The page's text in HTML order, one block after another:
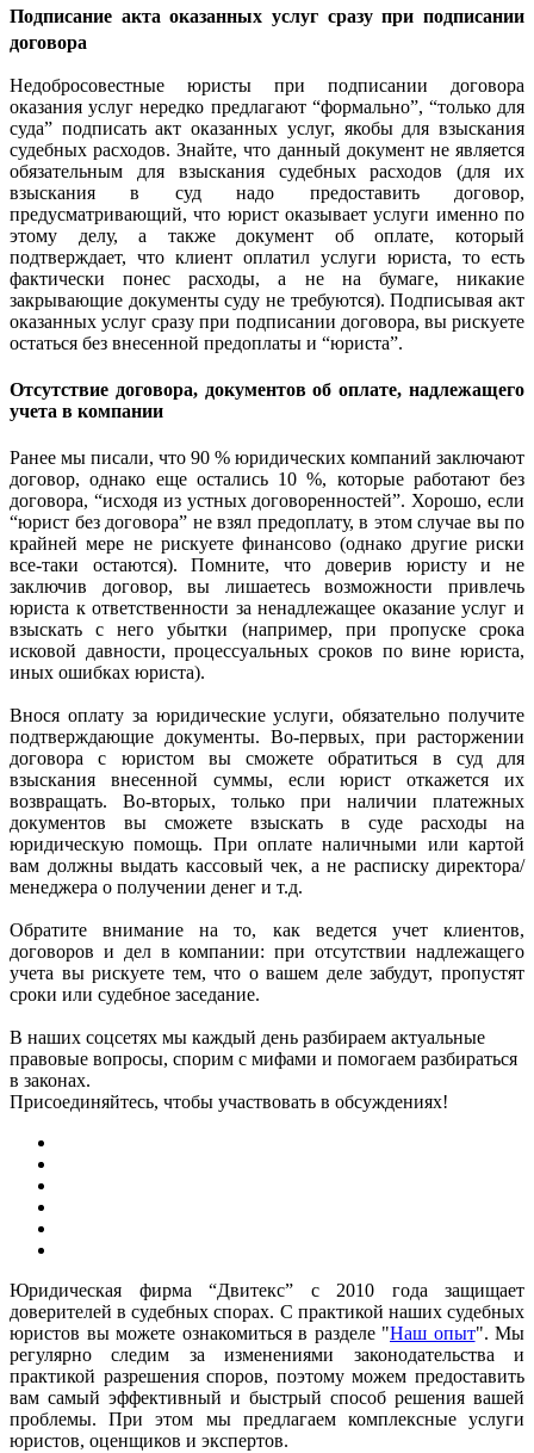
Подписание акта оказанных услуг сразу при подписании
договора
Недобросовестные юристы при подписании договора
оказания услуг нередко предлагают “формально”, “только для
суда” подписать акт оказанных услуг, якобы для взыскания
судебных расходов. Знайте, что данный документ не является
обязательным для взыскания судебных расходов (для их
взыскания в суд надо предоставить договор,
предусматривающий, что юрист оказывает услуги именно по
этому делу, а также документ об оплате, который
подтверждает, что клиент оплатил услуги юриста, то есть
фактически понес расходы, а не на бумаге, никакие
закрывающие документы суду не требуются). Подписывая акт
оказанных услуг сразу при подписании договора, вы рискуете
остаться без внесенной предоплаты и “юриста”.
Отсутствие договора, документов об оплате, надлежащего
учета в компании
Ранее мы писали, что 90 % юридических компаний заключают
договор, однако еще остались 10 %, которые работают без
договора, “исходя из устных договоренностей”. Хорошо, если
“юрист без договора” не взял предоплату, в этом случае вы по
крайней мере не рискуете финансово (однако другие риски
все-таки остаются). Помните, что доверив юристу и не
заключив договор, вы лишаетесь возможности привлечь
юриста к ответственности за ненадлежащее оказание услуг и
взыскать с него убытки (например, при пропуске срока
исковой давности, процессуальных сроков по вине юриста,
иных ошибках юриста).
Внося оплату за юридические услуги, обязательно получите
подтверждающие документы. Во-первых, при расторжении
договора с юристом вы сможете обратиться в суд для
взыскания внесенной суммы, если юрист откажется их
возвращать. Во-вторых, только при наличии платежных
документов вы сможете взыскать в суде расходы на
юридическую помощь. При оплате наличными или картой
вам должны выдать кассовый чек, а не расписку директора/
менеджера о получении денег и т.д.
Обратите внимание на то, как ведется учет клиентов,
договоров и дел в компании: при отсутствии надлежащего
учета вы рискуете тем, что о вашем деле забудут, пропустят
сроки или судебное заседание.
В наших соцсетях мы каждый день разбираем актуальные
правовые вопросы, спорим с мифами и помогаем разбираться
в законах.
Присоединяйтесь, чтобы участвовать в обсуждениях!
Юридическая фирма “Двитекс” с 2010 года защищает
доверителей в судебных спорах. С практикой наших судебных
юристов вы можете ознакомиться в разделе "Наш опыт". Мы
регулярно следим за изменениями законодательства и
практикой разрешения споров, поэтому можем предоставить
вам самый эффективный и быстрый способ решения вашей
проблемы. При этом мы предлагаем комплексные услуги
юристов, оценщиков и экспертов.